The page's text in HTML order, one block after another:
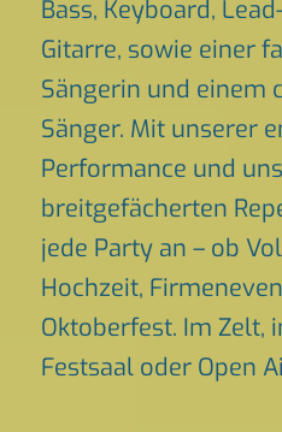
Bass, Keyboard,
Gitarre, sowie einer
Sängerin und einem
Sänger. Mit unserer
Performance und
breitgefächerten
jede Party an – ob
Hochzeit,
Oktoberfest. Im Zelt,
Festsaal oder Open